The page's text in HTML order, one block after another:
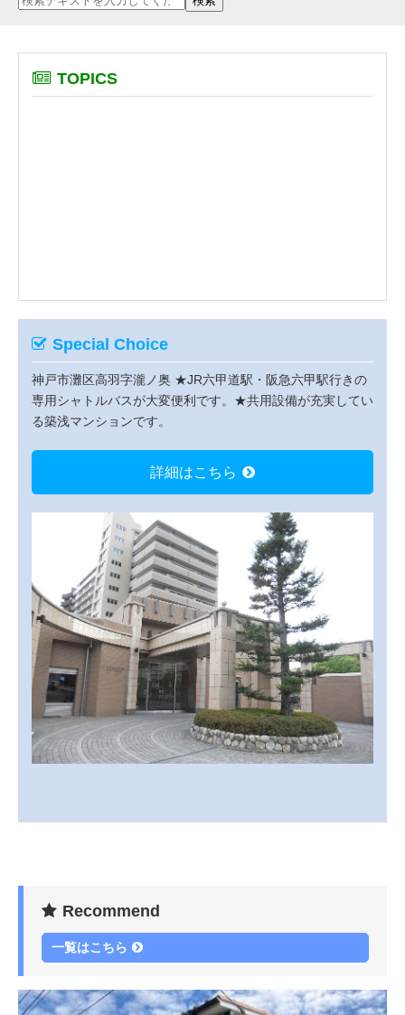
TOPICS
Special Choice
神戸市灘区高羽字瀧ノ奥 ★JR六甲道駅・阪急六甲駅行きの
専用シャトルバスが大変便利です。★共用設備が充実してい
る築浅マンションです。
詳細はこちら
Recommend
一覧はこちら